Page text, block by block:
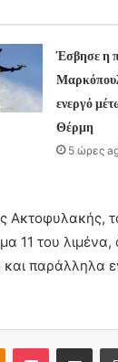
Έσβησε η
ενεργό
Θέρμη
5 ώρες
Ακτοφυλακής,
11 του
και παράλληλα
Odnoklassniki
Pocket Share via